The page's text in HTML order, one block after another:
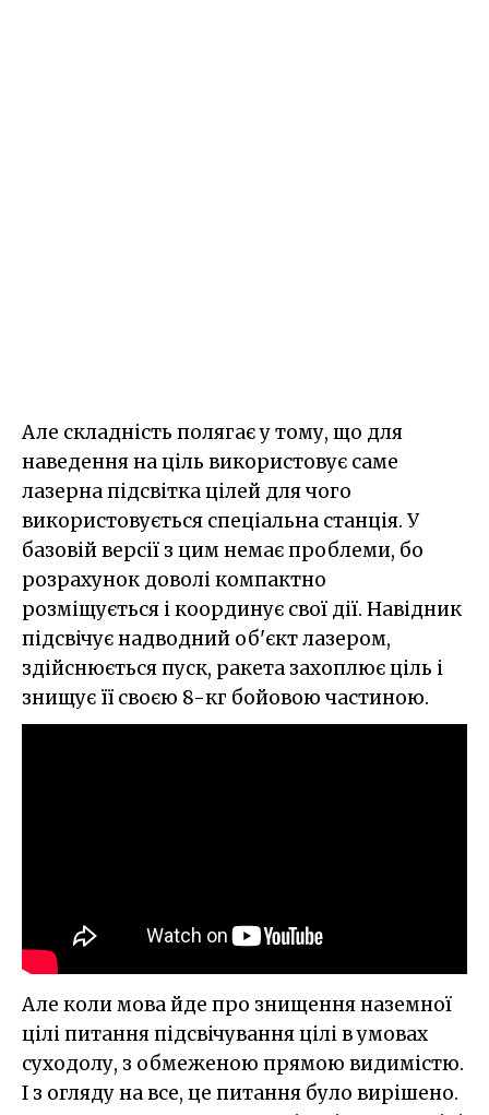
Але складність полягає у тому, що для
наведення на ціль використовує саме
лазерна підсвітка цілей для чого
використовується спеціальна станція. У
базовій версії з цим немає проблеми, бо
розрахунок доволі компактно
розміщується і координує свої дії. Навідник
підсвічує надводний об'єкт лазером,
здійснюється пуск, ракета захоплює ціль і
знищує її своєю 8-кг бойовою частиною.
Але коли мова йде про знищення наземної
цілі питання підсвічування цілі в умовах
суходолу, з обмеженою прямою видимістю.
І з огляду на все, це питання було вирішено.